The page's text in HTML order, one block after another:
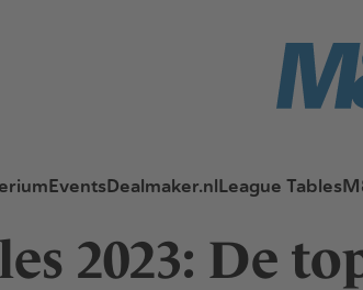
EventsDealmaker.nlLeague Tables
2023: De